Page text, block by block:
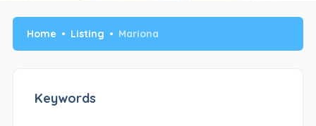
Home Listing Mariona
Keywords